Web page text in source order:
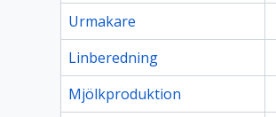
Urmakare
Linberedning
Mjölkproduktion